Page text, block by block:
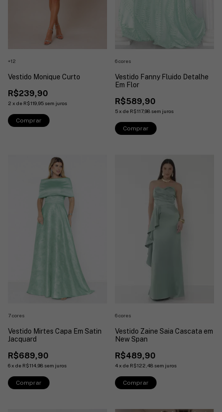
Vestido Monique Curto
R$239,90
2 x de R$119,95 sem juros
+12
Comprar
Vestido Fanny Fluido Detalhe
Em Flor
R$589,90
5 x de R$117,98 sem juros
6 cores
Comprar
Vestido Mirtes Capa Em Satin
Jacquard
R$689,90
6 x de R$114,98 sem juros
7 cores
Comprar
Vestido Zaine Saia Cascata em
New Span
R$489,90
4 x de R$122,48 sem juros
6 cores
Comprar